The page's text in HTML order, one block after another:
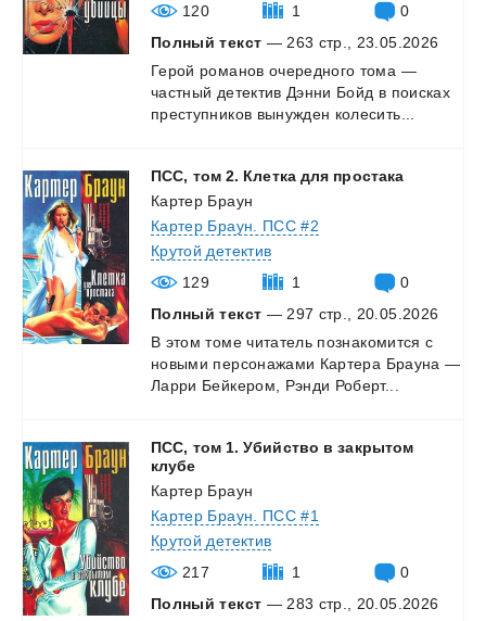
120
1
0
Полный текст — 263 стр., 23.05.2026
Герой романов очередного тома —
частный детектив Дэнни Бойд в поисках
преступников вынужден колесить...
ПСС, том 2. Клетка для простака
Картер Браун
Картер Браун. ПСС #2
Крутой детектив
129
1
0
Полный текст — 297 стр., 20.05.2026
В этом томе читатель познакомится с
новыми персонажами Картера Брауна —
Ларри Бейкером, Рэнди Роберт...
ПСС, том 1. Убийство в закрытом
клубе
Картер Браун
Картер Браун. ПСС #1
Крутой детектив
217
1
0
Полный текст — 283 стр., 20.05.2026